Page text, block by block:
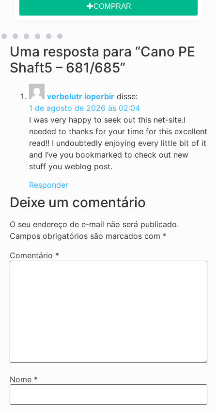
COMPRAR
Uma resposta para “Cano PE
Shaft5 – 681/685”
vorbelutr ioperbir disse:
1 de agosto de 2026 às 02:04
I was very happy to seek out this net-site.I
needed to thanks for your time for this excellent
read!! I undoubtedly enjoying every little bit of it
and I’ve you bookmarked to check out new
stuff you weblog post.
Responder
Deixe um comentário
O seu endereço de e-mail não será publicado.
Campos obrigatórios são marcados com *
Comentário *
Nome *